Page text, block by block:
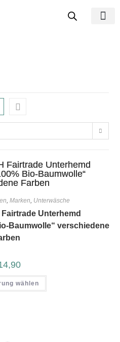
, Marken, Unterwäsche
Unterhemd
Baumwolle“ verschiedene
wählen